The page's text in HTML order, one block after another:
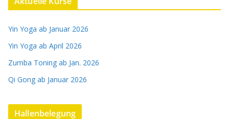
Yin Yoga ab Januar 2026
Yin Yoga ab April 2026
Zumba Toning ab Jan. 2026
Qi Gong ab Januar 2026
Hallenbelegung